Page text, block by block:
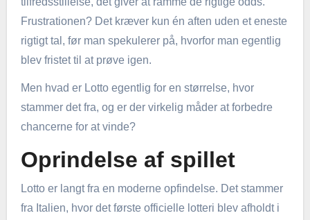
Frustrationen? Det kræver kun én aften uden et eneste
rigtigt tal, før man spekulerer på, hvorfor man egentlig
blev fristet til at prøve igen.
Men hvad er Lotto egentlig for en størrelse, hvor
stammer det fra, og er der virkelig måder at forbedre
chancerne for at vinde?
Oprindelse af spillet
Lotto er langt fra en moderne opfindelse. Det stammer
fra Italien, hvor det første officielle lotteri blev afholdt i